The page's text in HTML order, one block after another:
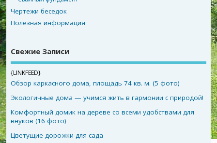
Чертежи беседок
Полезная информация
Свежие Записи
{LINKFEED}
Обзор каркасного дома, площадь 74 кв. м. (5 фото)
Экологичные дома — учимся жить в гармонии с природой!
Комфортный домик на дереве со всеми удобствами для
внуков (16 фото)
Цветущие дорожки для сада